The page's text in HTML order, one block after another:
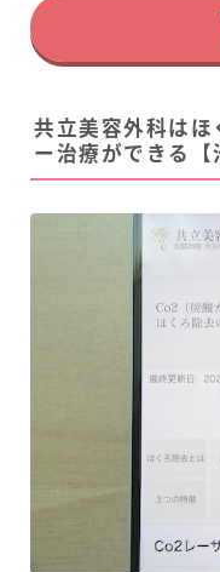
共立美容外科はほ
ー治療ができる【